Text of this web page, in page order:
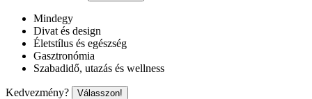
Mindegy
Divat és design
Életstílus és egészség
Gasztronómia
Szabadidő, utazás és wellness
Kedvezmény? Válasszon!